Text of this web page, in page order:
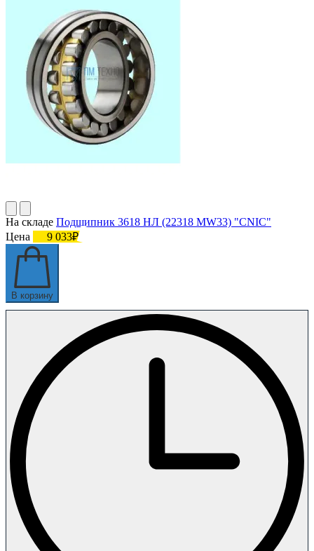
На складе Подшипник 3618 НЛ (22318 MW33) "СNIC"
Цена
9 033₽
В корзину